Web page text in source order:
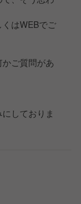
はWEBでご
ご質問があ
しておりま